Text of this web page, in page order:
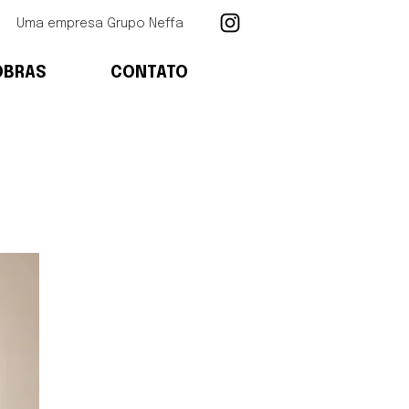
Uma empresa Grupo Neffa
CONTATO